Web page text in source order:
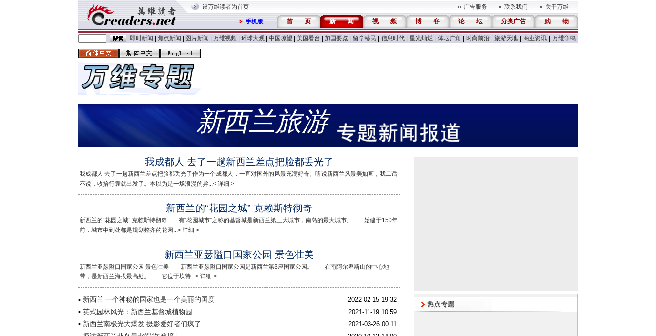
设万维读者为首页 广告服务 联系我们 关于万维
手机版 首 页 新 闻 视 频 博 客 论 坛 分类广告 购 物
即时新闻 焦点新闻 图片新闻 万维视频 环球大观 中国嘹望 美国看台 加国要览 留学移民 信息时代 星光灿烂 体坛广角 时尚前沿 旅游天地 商业资讯 万维争鸣
新西兰旅游
我成都人 去了一趟新西兰差点把脸都丢光了
我成都人 去了一趟新西兰差点把脸都丢光了作为一个成都人，一直对国外的风景充满好奇。听说新西兰风景美如画，我二话
不说，收拾行囊就出发了。本以为是一场浪漫的异...< 详细 >
新西兰的“花园之城” 克赖斯特彻奇
新西兰的“花园之城” 克赖斯特彻奇 有“花园城市”之称的基督城是新西兰第三大城市，南岛的最大城市。 始建于150年
前，城市中到处都是规划整齐的花园...< 详细 >
新西兰亚瑟隘口国家公园 景色壮美
新西兰亚瑟隘口国家公园 景色壮美 新西兰亚瑟隘口国家公园是新西兰第3座国家公园。 在南阿尔卑斯山的中心地
带，是新西兰海拔最高处。 它位于坎特...< 详细 >
新西兰 一个神秘的国家也是一个美丽的国度 2022-02-15 19:32
英式园林风光：新西兰基督城植物园 2021-11-19 10:59
新西兰南极光大爆发 摄影爱好者们疯了 2021-03-26 00:11